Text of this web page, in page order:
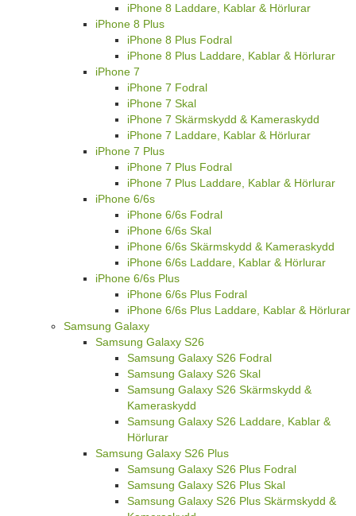
iPhone 8 Laddare, Kablar & Hörlurar
iPhone 8 Plus
iPhone 8 Plus Fodral
iPhone 8 Plus Laddare, Kablar & Hörlurar
iPhone 7
iPhone 7 Fodral
iPhone 7 Skal
iPhone 7 Skärmskydd & Kameraskydd
iPhone 7 Laddare, Kablar & Hörlurar
iPhone 7 Plus
iPhone 7 Plus Fodral
iPhone 7 Plus Laddare, Kablar & Hörlurar
iPhone 6/6s
iPhone 6/6s Fodral
iPhone 6/6s Skal
iPhone 6/6s Skärmskydd & Kameraskydd
iPhone 6/6s Laddare, Kablar & Hörlurar
iPhone 6/6s Plus
iPhone 6/6s Plus Fodral
iPhone 6/6s Plus Laddare, Kablar & Hörlurar
Samsung Galaxy
Samsung Galaxy S26
Samsung Galaxy S26 Fodral
Samsung Galaxy S26 Skal
Samsung Galaxy S26 Skärmskydd &
Kameraskydd
Samsung Galaxy S26 Laddare, Kablar &
Hörlurar
Samsung Galaxy S26 Plus
Samsung Galaxy S26 Plus Fodral
Samsung Galaxy S26 Plus Skal
Samsung Galaxy S26 Plus Skärmskydd &